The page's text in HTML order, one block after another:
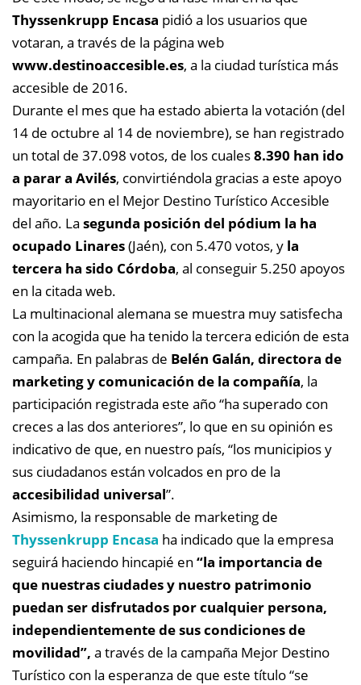
Thyssenkrupp Encasa pidió a los usuarios que
votaran, a través de la página web
www.destinoaccesible.es, a la ciudad turística más
accesible de 2016.
Durante el mes que ha estado abierta la votación (del
14 de octubre al 14 de noviembre), se han registrado
un total de 37.098 votos, de los cuales8.390 han ido
a parar a Avilés, convirtiéndola gracias a este apoyo
mayoritario en el Mejor Destino Turístico Accesible
del año. La segunda posición del pódium la ha
ocupado Linares(Jaén), con 5.470 votos, y la
tercera ha sido Córdoba, al conseguir 5.250 apoyos
en la citada web.
La multinacional alemana se muestra muy satisfecha
con la acogida que ha tenido la tercera edición de esta
campaña. En palabras de Belén Galán, directora de
marketing y comunicación de la compañía, la
participación registrada este año “ha superado con
creces a las dos anteriores”, lo que en su opinión es
indicativo de que, en nuestro país, “los municipios y
sus ciudadanos están volcados en pro de la
accesibilidad universal”.
Asimismo, la responsable de marketing de
Thyssenkrupp Encasa ha indicado que la empresa
seguirá haciendo hincapié en “la importancia de
que nuestras ciudades y nuestro patrimonio
puedan ser disfrutados por cualquier persona,
independientemente de sus condiciones de
movilidad”, a través de la campaña Mejor Destino
Turístico con la esperanza de que este título “se